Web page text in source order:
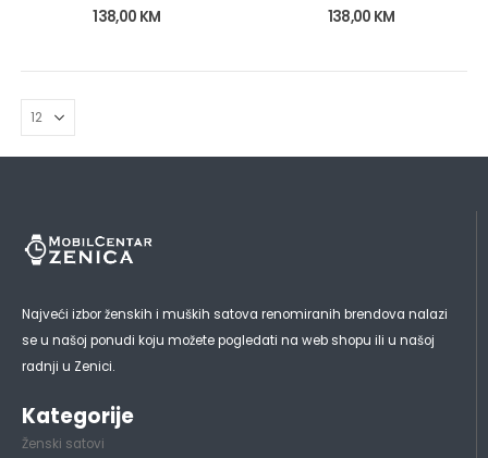
138,00 KM 138,00 KM
Najveći izbor ženskih i muških satova renomiranih brendova nalazi
se u našoj ponudi koju možete pogledati na web shopu ili u našoj
radnji u Zenici.
Kategorije
Ženski satovi